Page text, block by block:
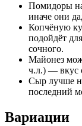
Помидоры
иначе они
Копчёную
подойдёт
сочного.
Майонез
ч.л.) — вкус
Сыр лучше
последний
Вариации